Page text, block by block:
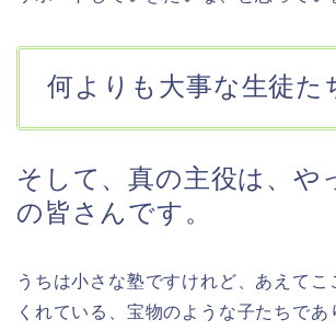
何よりも大事な生徒た
そして、真の主役は、や
の皆さんです。
うちは小さな塾ですけれど、あえてこ
くれている、宝物のような子たちであ